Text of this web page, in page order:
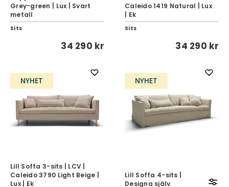
Grey-green | Lux | Svart
metall
Sits
34 290 kr
Caleido 1419 Natural | Lux
| Ek
Sits
34 290 kr
NYHET
Lill Soffa 3-sits | LCV |
Caleido 3790 Light Beige |
Lux | Ek
NYHET
Lill Soffa 4-sits |
Designa själv